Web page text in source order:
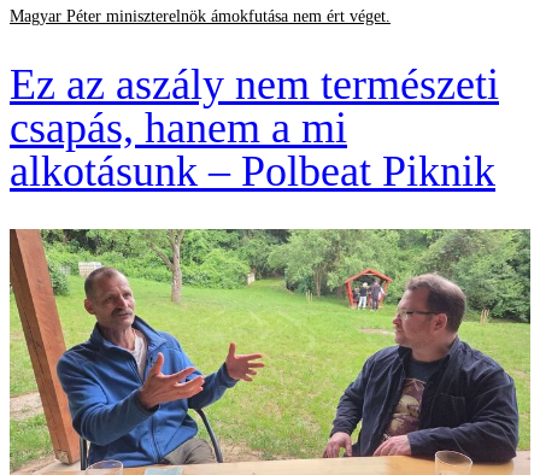
Magyar Péter miniszterelnök ámokfutása nem ért véget.
Ez az aszály nem természeti
csapás, hanem a mi
alkotásunk – Polbeat Piknik